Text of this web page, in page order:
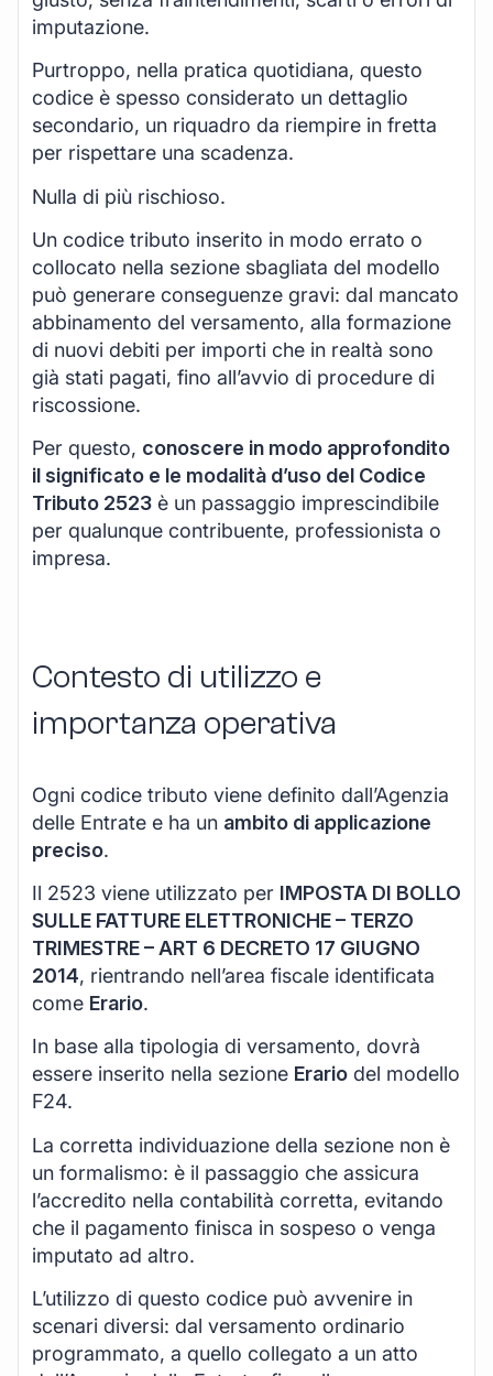
imputazione.
Purtroppo, nella pratica quotidiana, questo
codice è spesso considerato un dettaglio
secondario, un riquadro da riempire in fretta
per rispettare una scadenza.
Nulla di più rischioso.
Un codice tributo inserito in modo errato o
collocato nella sezione sbagliata del modello
può generare conseguenze gravi: dal mancato
abbinamento del versamento, alla formazione
di nuovi debiti per importi che in realtà sono
già stati pagati, fino all’avvio di procedure di
riscossione.
Per questo, conoscere in modo approfondito
il significato e le modalità d’uso del Codice
Tributo 2523 è un passaggio imprescindibile
per qualunque contribuente, professionista o
impresa.
Contesto di utilizzo e
importanza operativa
Ogni codice tributo viene definito dall’Agenzia
delle Entrate e ha un ambito di applicazione
preciso.
Il 2523 viene utilizzato per IMPOSTA DI BOLLO
SULLE FATTURE ELETTRONICHE – TERZO
TRIMESTRE – ART 6 DECRETO 17 GIUGNO
2014, rientrando nell’area fiscale identificata
come Erario.
In base alla tipologia di versamento, dovrà
essere inserito nella sezione Erario del modello
F24.
La corretta individuazione della sezione non è
un formalismo: è il passaggio che assicura
l’accredito nella contabilità corretta, evitando
che il pagamento finisca in sospeso o venga
imputato ad altro.
L’utilizzo di questo codice può avvenire in
scenari diversi: dal versamento ordinario
programmato, a quello collegato a un atto